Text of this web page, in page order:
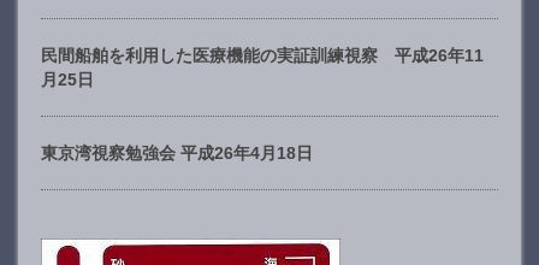
民間船舶を利用した医療機能の実証訓練視察 平成26年11
月25日
東京湾視察勉強会 平成26年4月18日